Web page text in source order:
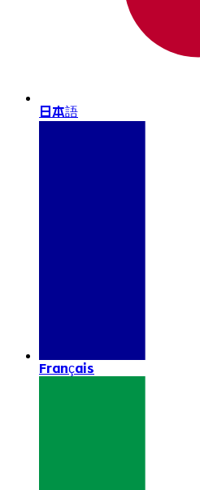
日本語
Français